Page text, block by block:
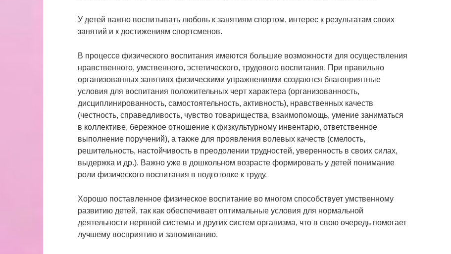
У детей важно воспитывать любовь к занятиям спортом, интерес к результатам своих
занятий и к достижениям спортсменов.
В процессе физического воспитания имеются большие возможности для осуществления
нравственного, умственного, эстетического, трудового воспитания. При правильно
организованных занятиях физическими упражнениями создаются благоприятные
условия для воспитания положительных черт характера (организованность,
дисциплинированность, самостоятельность, активность), нравственных качеств
(честность, справедливость, чувство товарищества, взаимопомощь, умение заниматься
в коллективе, бережное отношение к физкультурному инвентарю, ответственное
выполнение поручений), а также для проявления волевых качеств (смелость,
решительность, настойчивость в преодолении трудностей, уверенность в своих силах,
выдержка и др.). Важно уже в дошкольном возрасте формировать у детей понимание
роли физического воспитания в подготовке к труду.
Хорошо поставленное физическое воспитание во многом способствует умственному
развитию детей, так как обеспечивает оптимальные условия для нормальной
деятельности нервной системы и других систем организма, что в свою очередь помогает
лучшему восприятию и запоминанию.